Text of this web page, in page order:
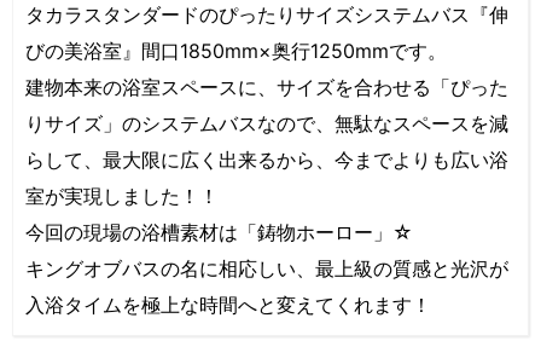
タカラスタンダードのぴったりサイズシステムバス『伸
びの美浴室』間口1850mm×奥行1250mmです。
建物本来の浴室スペースに、サイズを合わせる「ぴった
りサイズ」のシステムバスなので、無駄なスペースを減
らして、最大限に広く出来るから、今までよりも広い浴
室が実現しました！！
今回の現場の浴槽素材は「鋳物ホーロー」☆
キングオブバスの名に相応しい、最上級の質感と光沢が
入浴タイムを極上な時間へと変えてくれます！